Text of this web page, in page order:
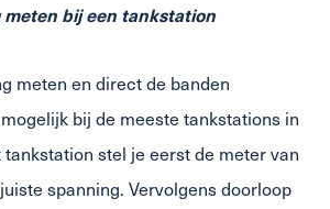
bij een tankstation
meten en direct de banden
bij de meeste tankstations in
stel je eerst de meter van
spanning. Vervolgens doorloop